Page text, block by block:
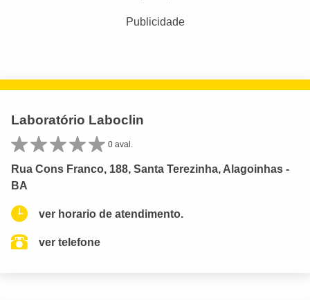
Publicidade
Laboratório Laboclin
0 aval.
Rua Cons Franco, 188, Santa Terezinha, Alagoinhas -
BA
ver horario de atendimento.
ver telefone